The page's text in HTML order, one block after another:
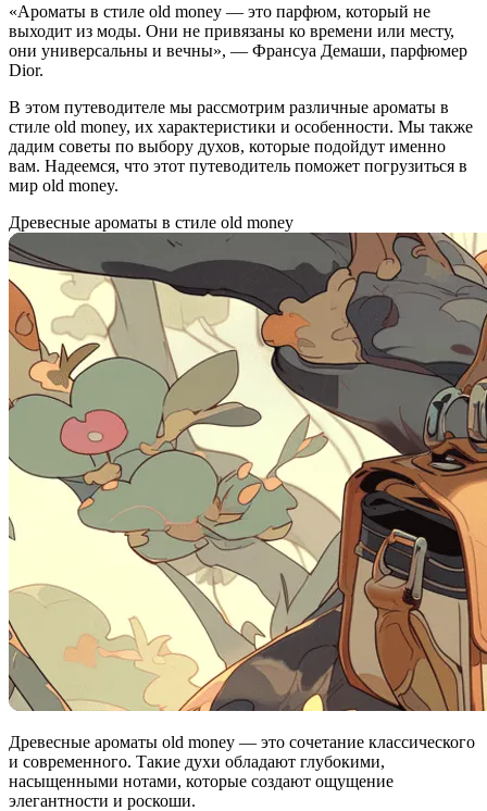
«Ароматы в стиле old money — это парфюм, который не
выходит из моды. Они не привязаны ко времени или месту,
они универсальны и вечны», — Франсуа Демаши, парфюмер
Dior.
В этом путеводителе мы рассмотрим различные ароматы в
стиле old money, их характеристики и особенности. Мы также
дадим советы по выбору духов, которые подойдут именно
вам. Надеемся, что этот путеводитель поможет погрузиться в
мир old money.
Древесные ароматы в стиле old money
Древесные ароматы old money — это сочетание классического
и современного. Такие духи обладают глубокими,
насыщенными нотами, которые создают ощущение
элегантности и роскоши.